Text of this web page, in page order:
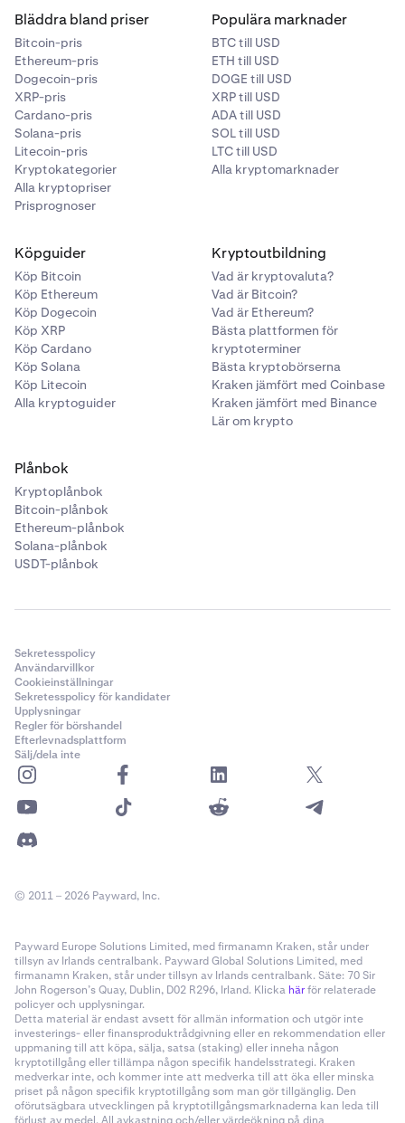
Bläddra bland priser
Bitcoin-pris
Ethereum-pris
Dogecoin-pris
XRP-pris
Cardano-pris
Solana-pris
Litecoin-pris
Kryptokategorier
Alla kryptopriser
Prisprognoser
Populära marknader
BTC till USD
ETH till USD
DOGE till USD
XRP till USD
ADA till USD
SOL till USD
LTC till USD
Alla kryptomarknader
Köpguider
Köp Bitcoin
Köp Ethereum
Köp Dogecoin
Köp XRP
Köp Cardano
Köp Solana
Köp Litecoin
Alla kryptoguider
Kryptoutbildning
Vad är kryptovaluta?
Vad är Bitcoin?
Vad är Ethereum?
Bästa plattformen för
kryptoterminer
Bästa kryptobörserna
Kraken jämfört med Coinbase
Kraken jämfört med Binance
Lär om krypto
Plånbok
Kryptoplånbok
Bitcoin-plånbok
Ethereum-plånbok
Solana-plånbok
USDT-plånbok
Sekretesspolicy
Användarvillkor
Cookieinställningar
Sekretesspolicy för kandidater
Upplysningar
Regler för börshandel
Efterlevnadsplattform
Sälj/dela inte
© 2011 – 2026 Payward, Inc.
Payward Europe Solutions Limited, med firmanamn Kraken, står under
tillsyn av Irlands centralbank. Payward Global Solutions Limited, med
firmanamn Kraken, står under tillsyn av Irlands centralbank. Säte: 70 Sir
John Rogerson’s Quay, Dublin, D02 R296, Irland. Klicka härför relaterade
policyer och upplysningar.
Detta material är endast avsett för allmän information och utgör inte
investerings- eller finansproduktrådgivning eller en rekommendation eller
uppmaning till att köpa, sälja, satsa (staking) eller inneha någon
kryptotillgång eller tillämpa någon specifik handelsstrategi. Kraken
medverkar inte, och kommer inte att medverka till att öka eller minska
priset på någon specifik kryptotillgång som man gör tillgänglig. Den
oförutsägbara utvecklingen på kryptotillgångsmarknaderna kan leda till